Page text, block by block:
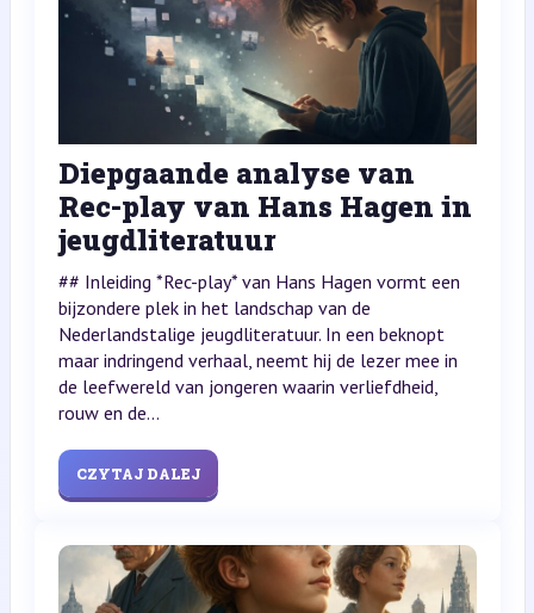
Diepgaande analyse van
Rec-play van Hans Hagen in
jeugdliteratuur
## Inleiding *Rec-play* van Hans Hagen vormt een
bijzondere plek in het landschap van de
Nederlandstalige jeugdliteratuur. In een beknopt
maar indringend verhaal, neemt hij de lezer mee in
de leefwereld van jongeren waarin verliefdheid,
rouw en de...
CZYTAJ DALEJ